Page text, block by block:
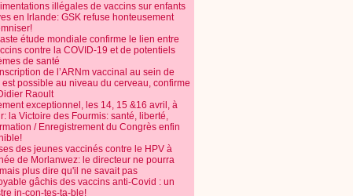
illégales de vaccins sur enfants
en Irlande: GSK refuse honteusement
étude mondiale confirme le lien entre
contre la COVID-19 et de potentiels
de santé
de l’ARNm vaccinal au sein de
est possible au niveau du cerveau, confirme
Raoult
exceptionnel, les 14, 15 &16 avril, à
la Victoire des Fourmis: santé, liberté,
/ Enregistrement du Congrès enfin
des jeunes vaccinés contre le HPV à
de Morlanwez: le directeur ne pourra
plus dire qu'il ne savait pas
gâchis des vaccins anti-Covid : un
in-con-tes-ta-ble!